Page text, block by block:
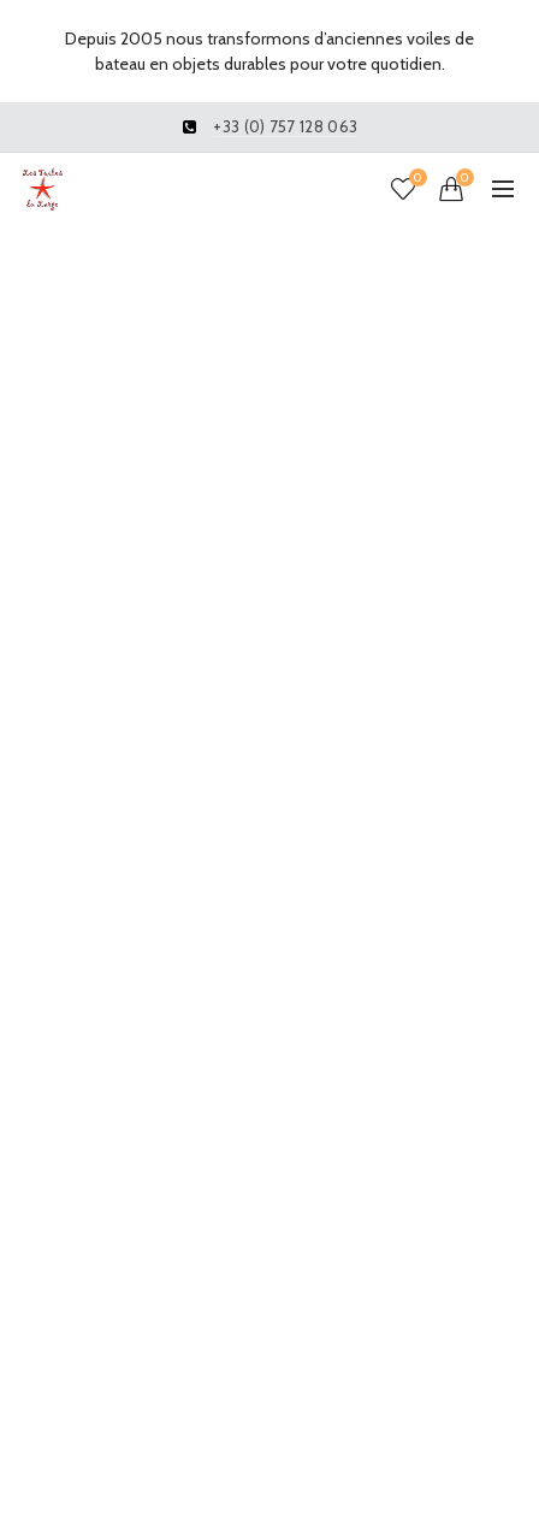
+33 (0) 757 128 063
0 0
Depuis 2005 nous transformons d’anciennes voiles de
bateau en objets durables pour votre quotidien.